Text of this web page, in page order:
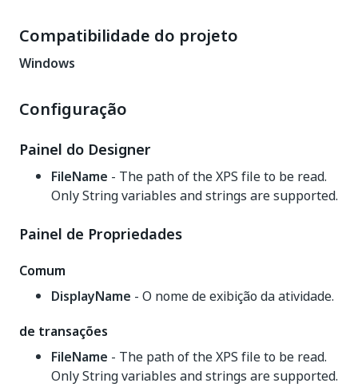
Compatibilidade do projeto
Windows
Configuração
Painel do Designer
FileName - The path of the XPS file to be read.
Only String variables and strings are supported.
Painel de Propriedades
Comum
DisplayName - O nome de exibição da atividade.
de transações
FileName - The path of the XPS file to be read.
Only String variables and strings are supported.